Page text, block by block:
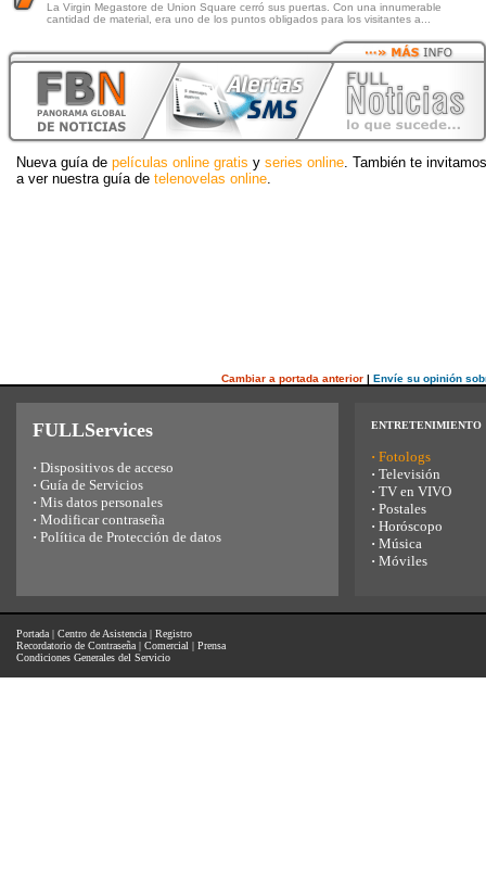
La Virgin Megastore de Union Square cerró sus puertas. Con una innumerable
cantidad de material, era uno de los puntos obligados para los visitantes a...
Nueva guía de películas online gratis y series online. También te invitamos
a ver nuestra guía de telenovelas online.
Cambiar a portada anterior| Envíe su opinión
FULLServices
· Dispositivos de acceso
· Guía de Servicios
· Mis datos personales
· Modificar contraseña
· Política de Protección de datos
ENTRETENIMIENTO
· Fotologs
· Televisión
· TV en VIVO
· Postales
· Horóscopo
· Música
· Móviles
Portada | Centro de Asistencia | Registro
Recordatorio de Contraseña | Comercial | Prensa
Condiciones Generales del Servicio